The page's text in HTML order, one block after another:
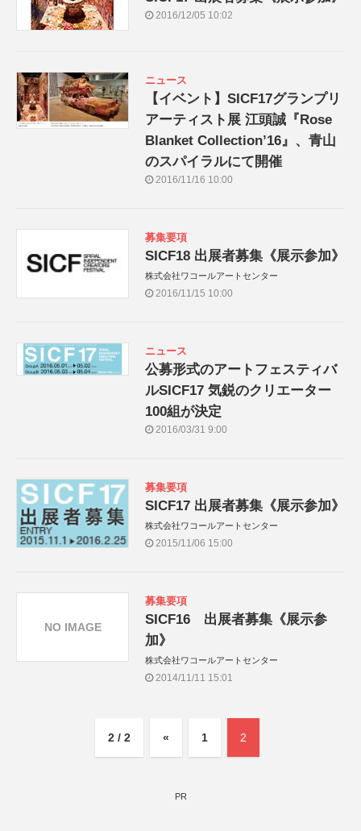
2016/12/05 10:02
ニュース
【イベント】SICF17グランプリ
アーティスト展 江頭誠『Rose
Blanket Collectionʼ16』、青山
のスパイラルにて開催
2016/11/16 10:00
募集要項
SICF18 出展者募集《展示参加》
株式会社ワコールアートセンター
2016/11/15 10:00
ニュース
公募形式のアートフェスティバ
ルSICF17 気鋭のクリエーター
100組が決定
2016/03/31 9:00
募集要項
SICF17 出展者募集《展示参加》
株式会社ワコールアートセンター
2015/11/06 15:00
募集要項
SICF16 出展者募集《展示参
加》
株式会社ワコールアートセンター
2014/11/11 15:01
NO IMAGE
2 / 2 « 1 2
PR